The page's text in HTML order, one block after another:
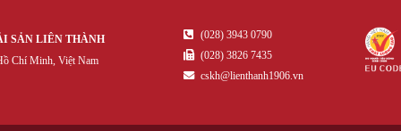
SẢN LIÊN THÀNH
Chí Minh, Việt Nam
(028) 3943 0790
(028) 3826 7435
cskh@lienthanh1906.vn